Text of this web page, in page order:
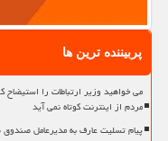
پربیننده ترین ها
می خواهید وزیر ارتباطات را استیضاح
مردم از اینترنت کوتاه نمی آید
پیام تسلیت عارف به مدیرعامل